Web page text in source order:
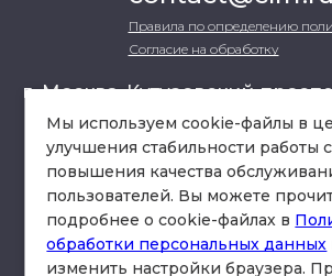
Правила по определению
Согласие на обработку
г. Москва, Кутузовский
офис 301
схема проезда
Мы используем cookie-файлы в
улучшения стабильности работы
повышения качества
пользователей. Вы можете
подробнее о cookie-файлах в
обработки персональных данных
изменить настройки браузера.